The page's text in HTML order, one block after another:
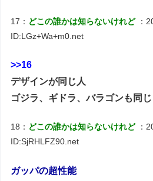
17： どこの誰かは知らないけれど ：
ID:LGz+Wa+m0.net
>>16
デザインが同じ人
ゴジラ、ギドラ、バラゴンも同
18： どこの誰かは知らないけれど ：
ID:SjRHLFZ90.net
ガッパの超性能